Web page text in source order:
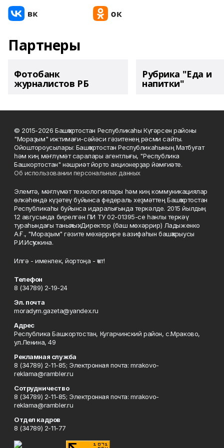
Партнеры
Фотобанк
журналистов РБ
Рубрика "Еда и
напитки"
© 2015-2026 Башҡортостан Республикаһы Күгәрсен районы
"Мораҙым" ижтимағи-сәйәси гәзитенең рәсми сайты.
Ойоштороусылары: Башҡортостан Республикаһының Матбуғат
һәм киң мәғлүмәт саралары агентлығы, "Республика
Башкортостан" нәшриәт йорто акционерҙар йәмғиәте.
Об использовании персональных данных
Элемтә, мәғлүмәт технологиялары һәм киң коммуникациялар
өлкәһендә күҙәтеү буйынса федераль хеҙмәттең Башҡортостан
Республикаһы буйынса идаралығында теркәлде. 2015 йылдың
12 авгусында бирелгән ПИ ТУ 02-01395-се һанлы теркәү
тураһындағы таныҡлыҡ. Директор (баш мөхәррир) Ладыженко
А.Ғ., "Мораҙым" гәзите мөхәррире вазифаһын башҡарыусы
Р.И.Исҡужина.
Илгә - именлек, йортоңа - ҡот!
Телефон
8 (34789) 2-19-24
Эл. почта
moradym.gazeta@yandex.ru
Адрес
Республика Башкортостан, Кугарчинский район, с.Мраково,
ул.Ленина, 49
Рекламная служба
8 (34789) 2-11-85; Электронная почта: mrakovo-
reklama@rambler.ru
Сотрудничество
8 (34789) 2-11-85; Электронная почта: mrakovo-
reklama@rambler.ru
Отдел кадров
8 (34789) 2-11-77